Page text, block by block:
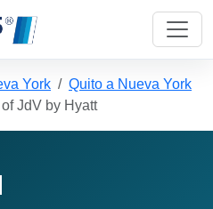
York
Quito a Nueva York
JdV by Hyatt